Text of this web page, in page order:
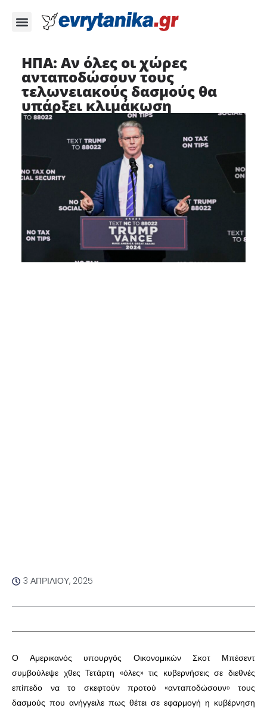
ΗΠΑ: Αν όλες οι χώρες
ανταποδώσουν τους
τελωνειακούς δασμούς θα
υπάρξει κλιμάκωση
3 ΑΠΡΙΛΊΟΥ, 2025
Ο Αμερικανός υπουργός Οικονομικών Σκοτ Μπέσεντ
συμβούλεψε χθες Τετάρτη «όλες» τις κυβερνήσεις σε διεθνές
επίπεδο να το σκεφτούν προτού «ανταποδώσουν» τους
δασμούς που ανήγγειλε πως θέτει σε εφαρμογή η κυβέρνηση